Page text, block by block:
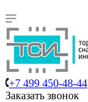
+7 499 450-48-44
Заказать звонок